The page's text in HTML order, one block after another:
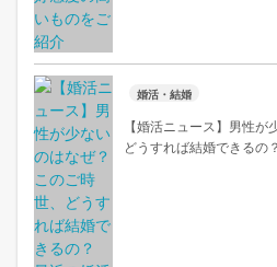
婚活・結婚
【婚活ニュース】男性が
どうすれば結婚できるの